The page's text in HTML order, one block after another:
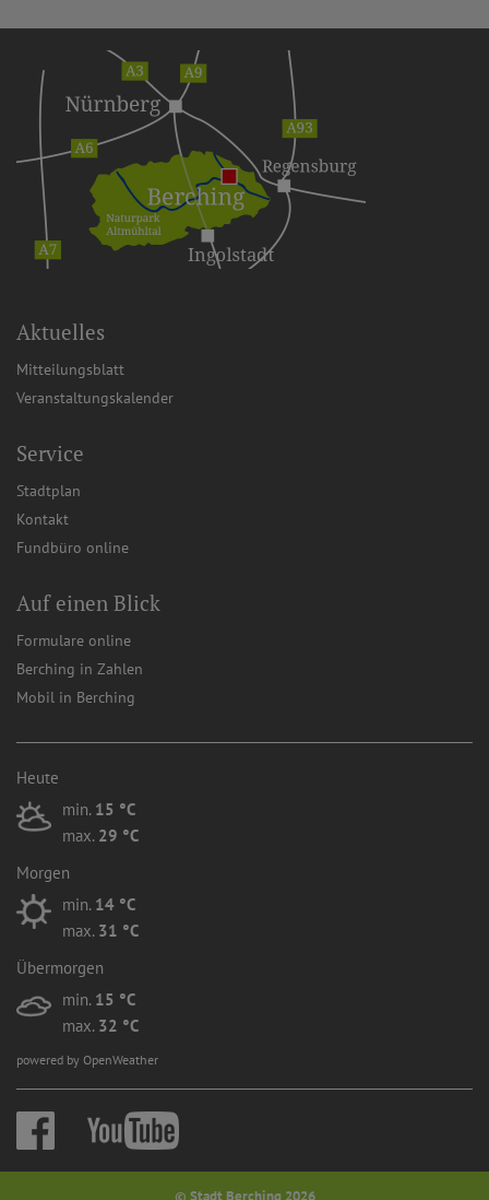
Aktuelles
Mitteilungsblatt
Veranstaltungskalender
Service
Stadtplan
Kontakt
Fundbüro online
Auf einen Blick
Formulare online
Berching in Zahlen
Mobil in Berching
Heute
min. 15 °C
max. 29 °C
Morgen
min. 14 °C
max. 31 °C
Übermorgen
min. 15 °C
max. 32 °C
powered by OpenWeather
© Stadt Berching 2026